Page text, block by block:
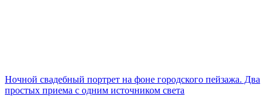
Ночной свадебный портрет на фоне городского пейзажа. Два
простых приема с одним источником света